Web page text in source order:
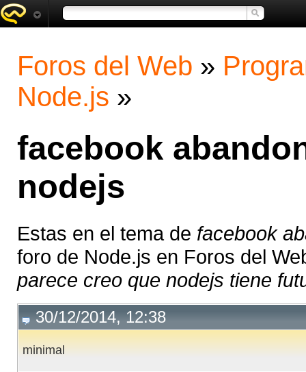
Foros del Web »
Node.js »
facebook
nodejs
Estas en el tema de facebook
foro de Node.js en Foros del
parece creo que nodejs tiene
30/12/2014, 12:38
minimal